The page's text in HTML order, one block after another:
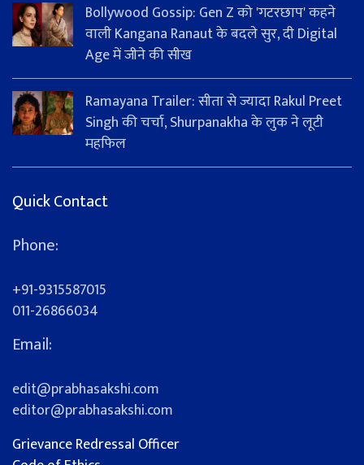
Bollywood Gossip: Gen Z को 'गटरछाप' कहने
वाली Kangana Ranaut के बदले सुर, दी Digital
Age में जीने की सीख
Ramayana Trailer: सीता से ज्यादा Rakul Preet
Singh की चर्चा, Shurpanakha के लुक ने लूटी
महफिल
Quick Contact
Phone:
+91-9315587015
011-26866034
Email:
edit@prabhasakshi.com
editor@prabhasakshi.com
Grievance Redressal Officer